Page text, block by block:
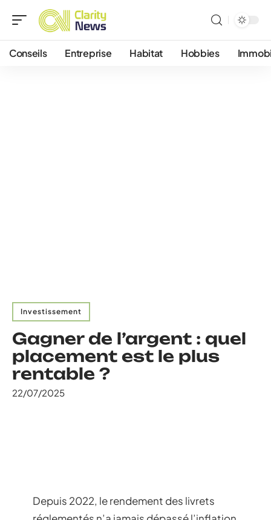
Conseils Entreprise Habitat Hobbies
Investissement
Gagner de l’argent : quel
placement est le plus
rentable ?
22/07/2025
Depuis 2022, le rendement des livrets